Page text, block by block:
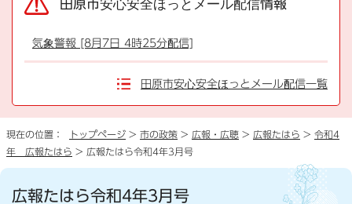
田原市安心安全ほっとメール配信情報
気象警報 [8月7日 4時25分配信]
田原市安心安全ほっとメール配信一覧
現在の位置： トップページ > 市の政策 > 広報・広聴 > 広報たはら > 令和4
年 広報たはら > 広報たはら令和4年3月号
広報たはら令和4年3月号